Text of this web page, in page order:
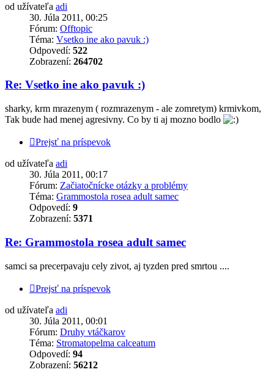
od užívateľa adi
30. Júla 2011, 00:25
Fórum: Offtopic
Téma: Vsetko ine ako pavuk :)
Odpovedí: 522
Zobrazení: 264702
Re: Vsetko ine ako pavuk :)
sharky, krm mrazenym ( rozmrazenym - ale zomretym) krmivkom,
Tak bude had menej agresivny. Co by ti aj mozno bodlo
Prejsť na príspevok
od užívateľa adi
30. Júla 2011, 00:17
Fórum: Začiatočnícke otázky a problémy
Téma: Grammostola rosea adult samec
Odpovedí: 9
Zobrazení: 5371
Re: Grammostola rosea adult samec
samci sa precerpavaju cely zivot, aj tyzden pred smrtou ....
Prejsť na príspevok
od užívateľa adi
30. Júla 2011, 00:01
Fórum: Druhy vtáčkarov
Téma: Stromatopelma calceatum
Odpovedí: 94
Zobrazení: 56212